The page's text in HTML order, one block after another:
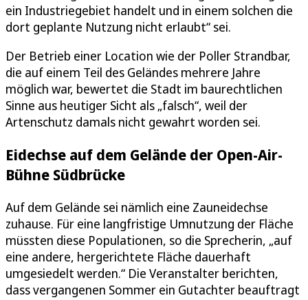
ein Industriegebiet handelt und in einem solchen die
dort geplante Nutzung nicht erlaubt“ sei.
Der Betrieb einer Location wie der Poller Strandbar,
die auf einem Teil des Geländes mehrere Jahre
möglich war, bewertet die Stadt im baurechtlichen
Sinne aus heutiger Sicht als „falsch“, weil der
Artenschutz damals nicht gewahrt worden sei.
Eidechse auf dem Gelände der Open-Air-
Bühne Südbrücke
Auf dem Gelände sei nämlich eine Zauneidechse
zuhause. Für eine langfristige Umnutzung der Fläche
müssten diese Populationen, so die Sprecherin, „auf
eine andere, hergerichtete Fläche dauerhaft
umgesiedelt werden.“ Die Veranstalter berichten,
dass vergangenen Sommer ein Gutachter beauftragt